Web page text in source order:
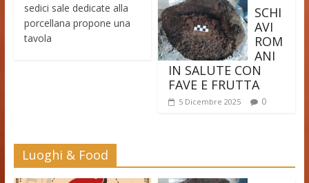
sedici sale dedicate alla
porcellana propone una
tavola
SCHI
AVI
ROM
ANI
IN SALUTE CON
FAVE E FRUTTA
5 Dicembre 2025 0
Luoghi & Food